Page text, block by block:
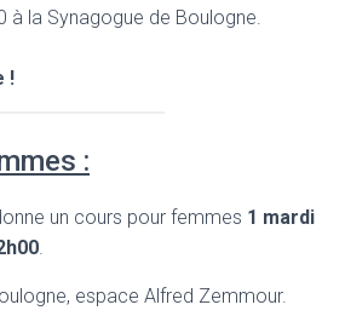
à la Synagogue de Boulogne.
!
:
un cours pour femmes 1 mardi
espace Alfred Zemmour.